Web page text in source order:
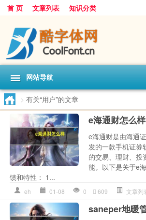
首 页 文章列表 知识分类
网站导航
> 有关“用户”的文章
e海通财怎么样
e海通财是由海通
发的一款手机证券
的交易、理财、投
能。以下是关于e
馈和特性： 1...
eh 01-08 0 609 文章列
saneper地暖